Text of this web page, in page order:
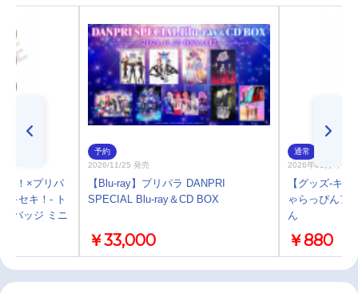
ツ！×プリパ
キセキ！- ト
バッジ ミニ
予約
2026/11/25 発売
【Blu-ray】プリパラ DANPRI
SPECIAL Blu-ray＆CD BOX
￥33,000
通常
2026年03月 中 発
【グッズ-キ
ゃらっぴんア
ん
￥880